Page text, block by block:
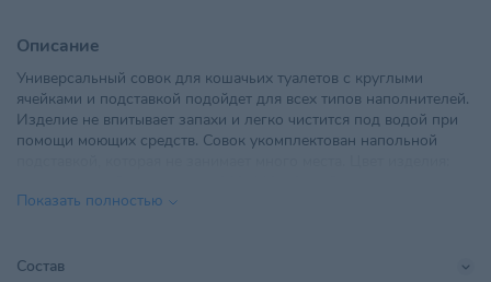
Параметры 275*170*95
Поставщик ТриолБел
Тип питомца
Описание
Универсальный совок для кошачьих туалетов с круглыми
ячейками и подставкой подойдет для всех типов наполнителей.
Изделие не впитывает запахи и легко чистится под водой при
помощи моющих средств. Совок укомплектован напольной
170*115*95мм.
Показать полностью
Состав